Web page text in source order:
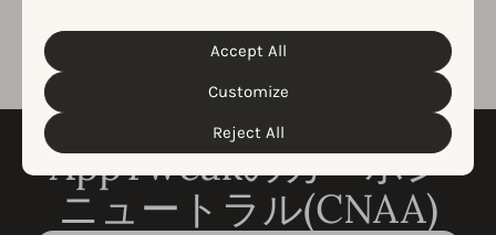
personal data and the different cookies we use, please
Cookie Policy&Privacy Policy
customize your cookie settings and preferences by
clicking the “Customize” button.
Reject All
Customize
Accept All
AppTweakのカーボン
ニュートラル(CNAA)